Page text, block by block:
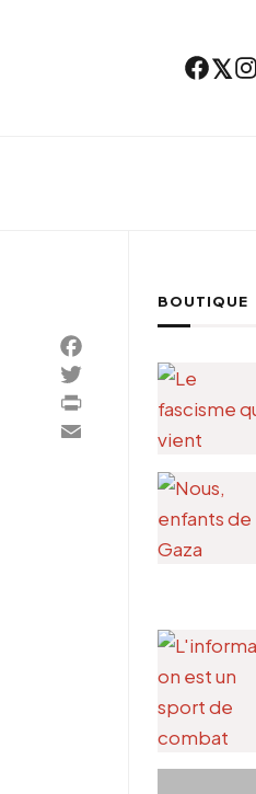
Facebook Twitter Instagram
Facebook
Twitter
PrintFriendly
Email
BOUTIQUE